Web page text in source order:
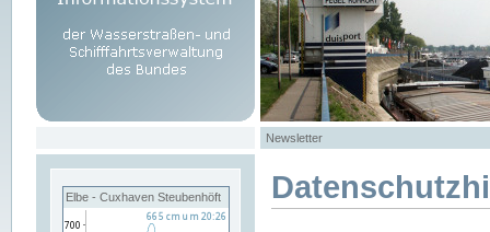
Newsletter
Elbe - Cuxhaven Steubenhöft